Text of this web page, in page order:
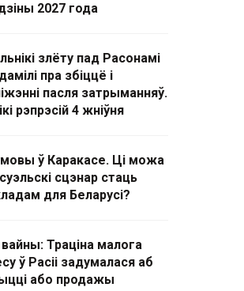
2027 года
злёту пад Расонамі
пра збіццё і
пасля затрыманняў.
рэпрэсій 4 жніўня
ў Каракасе. Ці можа
сцэнар стаць
для Беларусі?
Траціна малога
ў Расіі задумалася аб
або продажы